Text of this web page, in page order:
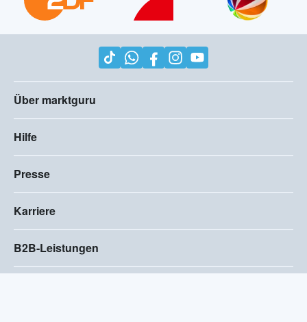
Über marktguru
Hilfe
Presse
Karriere
B2B-Leistungen